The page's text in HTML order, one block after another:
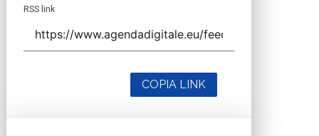
RSS link
COPIA LINK